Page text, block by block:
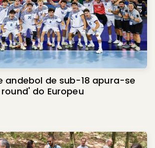
andebol de sub-18 apura-se
do Europeu